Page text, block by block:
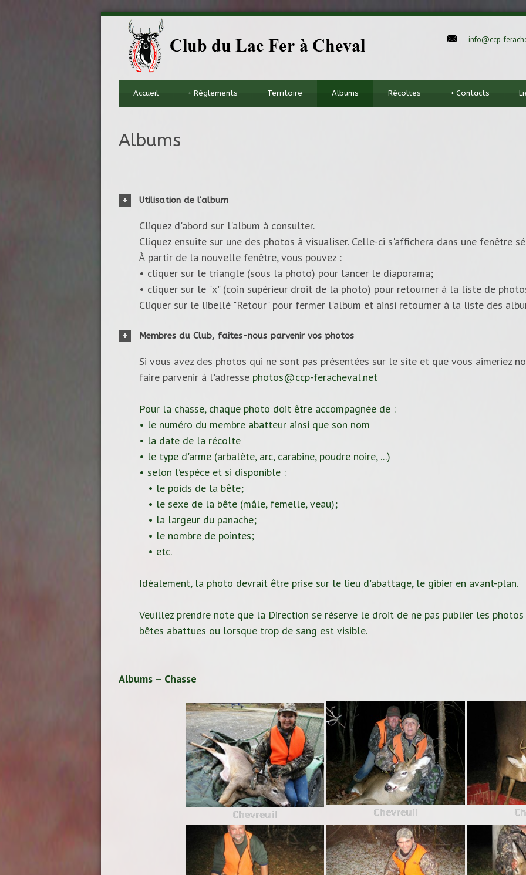
info@ccp-
Accueil Règlements
+ Territoire Albums Récoltes Contacts
+
Albums
Utilisation de l'album
Cliquez d'abord sur l'album à consulter.
Cliquez ensuite sur une des photos à visualiser. Celle-ci s'affichera dans une fenêtre
À partir de la nouvelle fenêtre, vous pouvez :
• cliquer sur le triangle (sous la photo) pour lancer le diaporama;
• cliquer sur le "x" (coin supérieur droit de la photo) pour retourner à la liste de
Cliquer sur le libellé "Retour" pour fermer l'album et ainsi retourner à la liste des
Membres du Club, faites-nous parvenir vos photos
Si vous avez des photos qui ne sont pas présentées sur le site et que vous aimeriez
faire parvenir à l'adresse photos@ccp-feracheval.net
Pour la chasse, chaque photo doit être accompagnée de :
• le numéro du membre abatteur ainsi que son nom
• la date de la récolte
• le type d'arme (arbalète, arc, carabine, poudre noire, ...)
• selon l’espèce et si disponible :
• le poids de la bête;
• le sexe de la bête (mâle, femelle, veau);
• la largeur du panache;
• le nombre de pointes;
• etc.
Idéalement, la photo devrait être prise sur le lieu d'abattage, le gibier en avant-plan.
Veuillez prendre note que la Direction se réserve le droit de ne pas publier les
bêtes abattues ou lorsque trop de sang est visible.
Albums – Chasse
Chevreuil Chevreuil